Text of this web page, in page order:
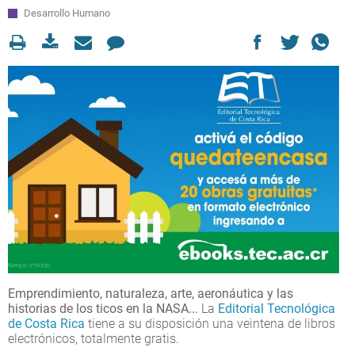
Desarrollo Humano
Emprendimiento, naturaleza, arte, aeronáutica y las
historias de los ticos en la NASA... La Editorial Tecnológica
de Costa Rica tiene a su disposición una veintena de libros
electrónicos, totalmente gratis.